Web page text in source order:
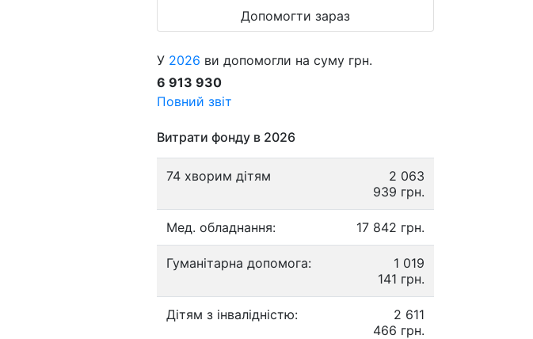
Допомогти зараз
У 2026 ви допомогли на суму грн.
6 913 930
Повний звіт
Витрати фонду в 2026
74 хворим дітям
2 063
939 грн.
Мед. обладнання: 17 842 грн.
Гуманітарна допомога:
1 019
141 грн.
Дітям з інвалідністю:
2 611
466 грн.